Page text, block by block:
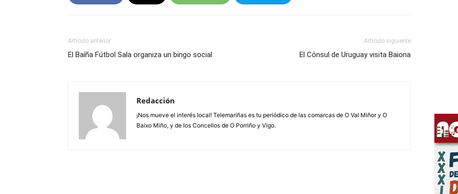
Artículo anterior
El Baíña Fútbol Sala organiza un bingo social
Artículo siguiente
El Cónsul de Uruguay visita Baiona
Redacción
¡Nos mueve el interés local! Telemariñas es tu periódico de las comarcas de O Val Miñor y O
Baixo Miño, y de los Concellos de O Porriño y Vigo.